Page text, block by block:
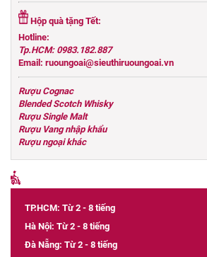
Hộp quà tặng Tết:
Hotline:
Tp.HCM: 0983.182.887
Email: ruoungoai@sieuthiruoungoai.vn
Rượu Cognac
Blended Scotch Whisky
Rượu Single Malt
Rượu Vang nhập khẩu
Rượu ngoại khác
TP.HCM: Từ 2 - 8 tiếng
Hà Nội: Từ 2 - 8 tiếng
Đà Nẵng: Từ 2 - 8 tiếng